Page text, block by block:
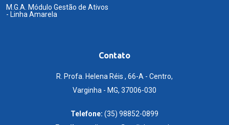
M.G.A. Módulo Gestão de Ativos
- Linha Amarela
Contato
R. Profa. Helena Réis , 66-A - Centro,
Varginha - MG, 37006-030
Telefone: (35) 98852-0899